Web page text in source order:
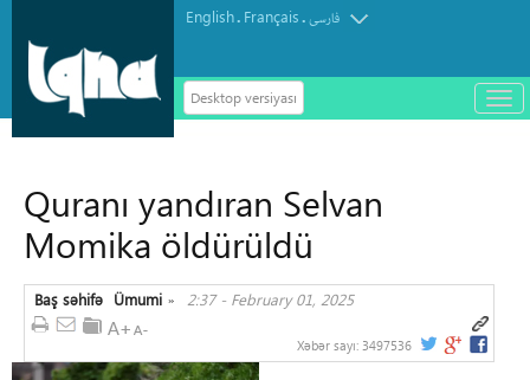
English. Français.فارسی
Desktop versiyası
باز
و
Quranı yandıran Selvan
Momika öldürüldü
Baş səhifə »
Ümumi 2:37 - February 01, 2025
Xəbər sayı: 3497536